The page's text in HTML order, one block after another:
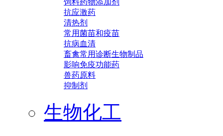
饲料药物添加剂
抗应激药
清热剂
常用菌苗和疫苗
抗病血清
畜禽常用诊断生物制品
影响免疫功能药
兽药原料
抑制剂
生物化工